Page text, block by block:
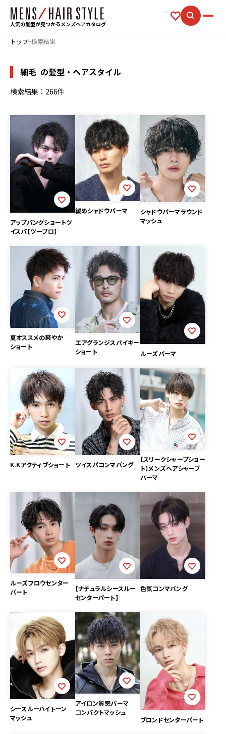
人気の髪型が見つかるメンズヘアカタログ
トップ 検索結果
細毛 の髪型・ヘアスタイル
検索結果：266件
アップバングショートツ
イスパ【ツーブロ】
緩めシャドウパーマ
シャドウパーマラウンド
マッシュ
夏オススメの爽やか
ショート
エアグランジスパイキー
ショート
ルーズパーマ
K.Kアクティブショート ツイスパコンマバング
【スリークシャープショー
ト】メンズヘアシャープ
パーマ
ルーズフロウセンター
パート
【ナチュラルシースルー
センターパート】
色気コンマバング
シースルーハイトーン
マッシュ
アイロン質感パーマ
コンパクトマッシュ
ブロンドセンターパート